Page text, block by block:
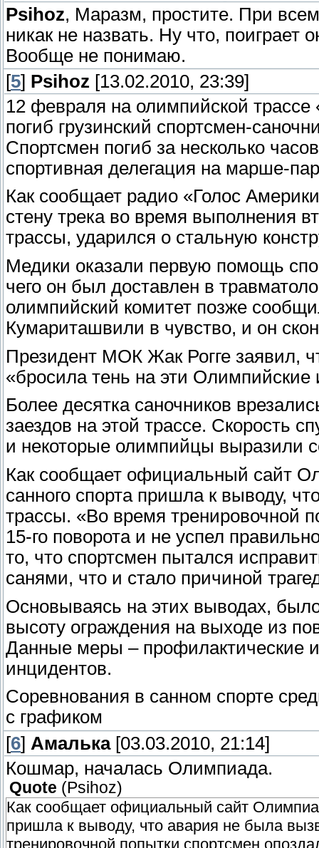
Psihoz, Маразм, простите. При
никак не назвать. Ну что, поиграет
Вообще не понимаю.
[5] Psihoz [13.02.2010, 23:39]
12 февраля на олимпийской трассе
погиб грузинский спортсмен-
Спортсмен погиб за несколько
спортивная делегация на марше-
Как сообщает радио «Голос
стену трека во время выполнения
трассы, ударился о стальную
Медики оказали первую помощь
чего он был доставлен в
олимпийский комитет позже
Кумариташвили в чувство, и он
Президент МОК Жак Рогге заявил,
«бросила тень на эти Олимпийские
Более десятка саночников
заездов на этой трассе. Скорость
и некоторые олимпийцы выразили
Как сообщает официальный сайт
санного спорта пришла к выводу,
трассы. «Во время тренировочной
15-го поворота и не успел
то, что спортсмен пытался
санями, что и стало причиной
Основываясь на этих выводах,
высоту ограждения на выходе из
Данные меры – профилактические
инцидентов.
Соревнования в санном спорте
с графиком
[6] Амалька[03.03.2010, 21:14]
Кошмар, началась Олимпиада.
Quote (Psihoz)
Как сообщает официальный сайт
пришла к выводу, что авария не была
тренировочной попытки спортсмен